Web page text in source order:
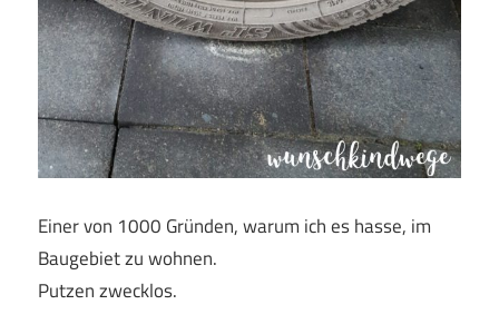
Einer von 1000 Gründen, warum ich es hasse, im
Baugebiet zu wohnen.
Putzen zwecklos.